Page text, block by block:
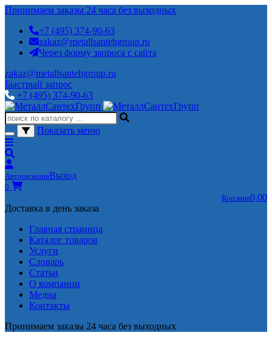
Принимаем заказы 24 часа без выходных
+7 (495) 374-90-63
zakaz@metallsantehgroup.ru
Через форму запроса с сайта
zakaz@metallsantehgroup.ru
Быстрый запрос
+7 (495) 374-90-63
Показать меню
АвторизацияВыход
0
Корзина0,00
Доставка в день заказа
Главная страница
Каталог товаров
Услуги
Словарь
Статьи
О компании
Медиа
Контакты
Принимаем заказы 24 часа без выходных